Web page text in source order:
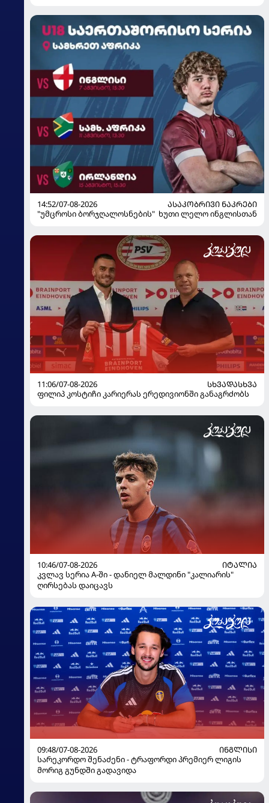
14:52/07-08-2026
ᲐᲡᲐᲙᲝᲑᲠᲘᲕᲘ ᲜᲐᲙᲠᲔᲑᲘ
"უმცროსი ბორჯღალოსნების" ხუთი ლელო ინგლისთან
11:06/07-08-2026
ᲡᲮᲕᲐᲓᲐᲡᲮᲕᲐ
ფილიპ კოსტიჩი კარიერას ერედივიონში განაგრძობს
10:46/07-08-2026
ᲘᲢᲐᲚᲘᲐ
კვლავ სერია A-ში - დანიელ მალდინი "კალიარის"
ღირსებას დაიცავს
09:48/07-08-2026
ᲘᲜᲒᲚᲘᲡᲘ
სარეკორდო შენაძენი - ტრაფორდი პრემიერ ლიგის
მორიგ გუნდში გადავიდა